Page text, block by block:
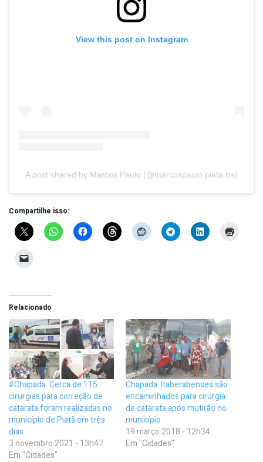
View this post on Instagram
A post shared by Marcos Paulo (@marcospaulo.piata.ba)
Compartilhe isso:
Relacionado
#Chapada: Cerca de 115
cirurgias para correção de
catarata foram realizadas no
município de Piatã em três
dias
3 novembro 2021 - 13h47
Em "Cidades"
Chapada: Itaberabenses são
encaminhados para cirurgia
de catarata após mutirão no
município
19 março 2018 - 12h34
Em "Cidades"